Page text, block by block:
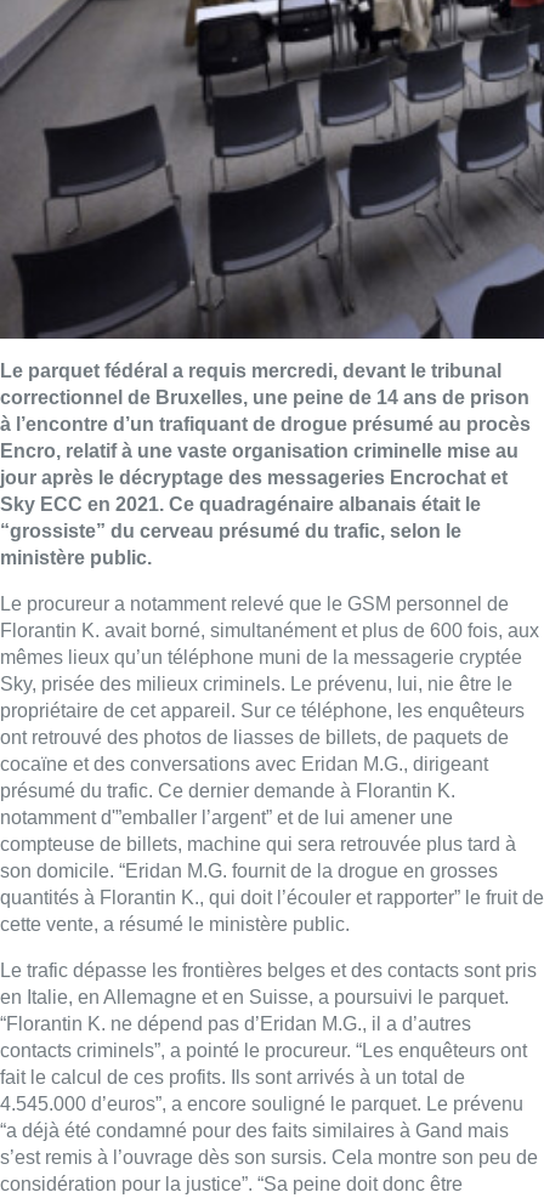
Le parquet fédéral a requis mercredi, devant le tribunal
correctionnel de Bruxelles, une peine de 14 ans de prison
à l’encontre d’un trafiquant de drogue présumé au procès
Encro, relatif à une vaste organisation criminelle mise au
jour après le décryptage des messageries Encrochat et
Sky ECC en 2021. Ce quadragénaire albanais était le
“grossiste” du cerveau présumé du trafic, selon le
ministère public.
Le procureur a notamment relevé que le GSM personnel de
Florantin K. avait borné, simultanément et plus de 600 fois, aux
mêmes lieux qu’un téléphone muni de la messagerie cryptée
Sky, prisée des milieux criminels. Le prévenu, lui, nie être le
propriétaire de cet appareil. Sur ce téléphone, les enquêteurs
ont retrouvé des photos de liasses de billets, de paquets de
cocaïne et des conversations avec Eridan M.G., dirigeant
présumé du trafic. Ce dernier demande à Florantin K.
notamment d'”emballer l’argent” et de lui amener une
compteuse de billets, machine qui sera retrouvée plus tard à
son domicile. “Eridan M.G. fournit de la drogue en grosses
quantités à Florantin K., qui doit l’écouler et rapporter” le fruit de
cette vente, a résumé le ministère public.
Le trafic dépasse les frontières belges et des contacts sont pris
en Italie, en Allemagne et en Suisse, a poursuivi le parquet.
“Florantin K. ne dépend pas d’Eridan M.G., il a d’autres
contacts criminels”, a pointé le procureur. “Les enquêteurs ont
fait le calcul de ces profits. Ils sont arrivés à un total de
4.545.000 d’euros”, a encore souligné le parquet. Le prévenu
“a déjà été condamné pour des faits similaires à Gand mais
s’est remis à l’ouvrage dès son sursis. Cela montre son peu de
considération pour la justice”. “Sa peine doit donc être